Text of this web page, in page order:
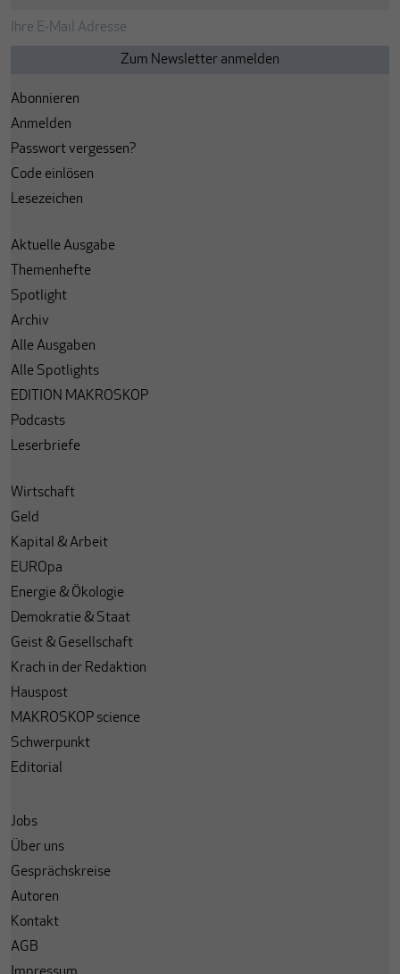
Abonnieren
Anmelden
Passwort vergessen?
Code einlösen
Lesezeichen
Aktuelle Ausgabe
Themenhefte
Spotlight
Archiv
Alle Ausgaben
Alle Spotlights
EDITION MAKROSKOP
Podcasts
Leserbriefe
Wirtschaft
Geld
Kapital & Arbeit
EUROpa
Energie & Ökologie
Demokratie & Staat
Geist & Gesellschaft
Krach in der Redaktion
Hauspost
MAKROSKOP science
Schwerpunkt
Editorial
Jobs
Über uns
Gesprächskreise
Autoren
Kontakt
AGB